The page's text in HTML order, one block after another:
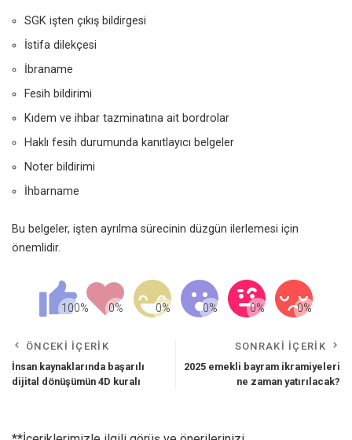
SGK işten çıkış bildirgesi
İstifa dilekçesi
İbraname
Fesih bildirimi
Kıdem ve ihbar tazminatına ait bordrolar
Haklı fesih durumunda kanıtlayıcı belgeler
Noter bildirimi
İhbarname
Bu belgeler, işten ayrılma sürecinin düzgün ilerlemesi için
önemlidir.
ÖNCEKI İÇERIK
İnsan kaynaklarında başarılı
dijital dönüşümün 4D kuralı
SONRAKI İÇERIK
2025 emekli bayram ikramiyeleri
ne zaman yatırılacak?